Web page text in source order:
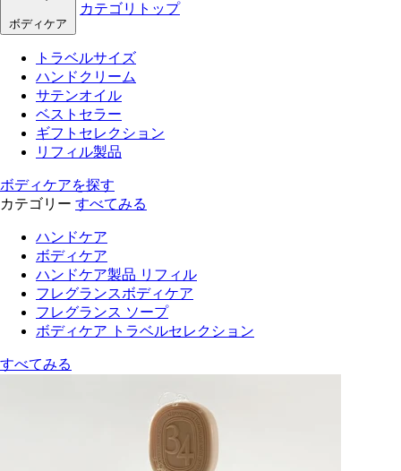
ボディケア
カテゴリトップ
トラベルサイズ
ハンドクリーム
サテンオイル
ベストセラー
ギフトセレクション
リフィル製品
ボディケアを探す
カテゴリー すべてみる
ハンドケア
ボディケア
ハンドケア製品 リフィル
フレグランスボディケア
フレグランス ソープ
ボディケア トラベルセレクション
すべてみる